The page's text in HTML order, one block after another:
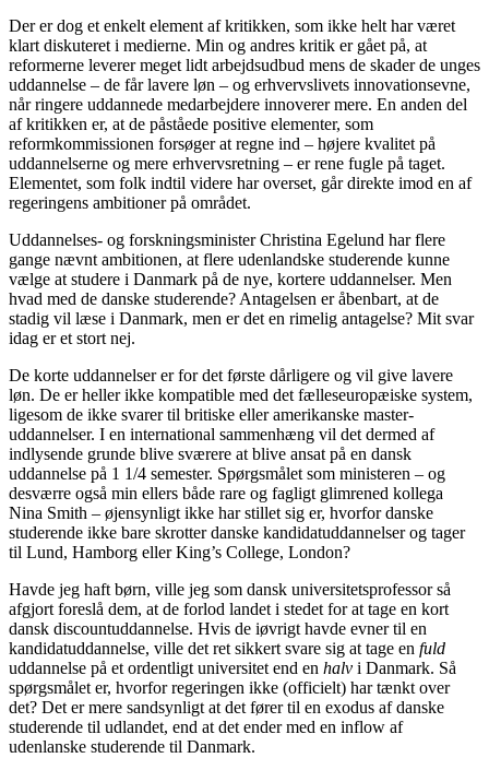
Der er dog et enkelt element af kritikken, som ikke helt har været
klart diskuteret i medierne. Min og andres kritik er gået på, at
reformerne leverer meget lidt arbejdsudbud mens de skader de unges
uddannelse – de får lavere løn – og erhvervslivets innovationsevne,
når ringere uddannede medarbejdere innoverer mere. En anden del
af kritikken er, at de påståede positive elementer, som
reformkommissionen forsøger at regne ind – højere kvalitet på
uddannelserne og mere erhvervsretning – er rene fugle på taget.
Elementet, som folk indtil videre har overset, går direkte imod en af
regeringens ambitioner på området.
Uddannelses- og forskningsminister Christina Egelund har flere
gange nævnt ambitionen, at flere udenlandske studerende kunne
vælge at studere i Danmark på de nye, kortere uddannelser. Men
hvad med de danske studerende? Antagelsen er åbenbart, at de
stadig vil læse i Danmark, men er det en rimelig antagelse? Mit svar
idag er et stort nej.
De korte uddannelser er for det første dårligere og vil give lavere
løn. De er heller ikke kompatible med det fælleseuropæiske system,
ligesom de ikke svarer til britiske eller amerikanske master-
uddannelser. I en international sammenhæng vil det dermed af
indlysende grunde blive sværere at blive ansat på en dansk
uddannelse på 1 1/4 semester. Spørgsmålet som ministeren – og
desværre også min ellers både rare og fagligt glimrened kollega
Nina Smith – øjensynligt ikke har stillet sig er, hvorfor danske
studerende ikke bare skrotter danske kandidatuddannelser og tager
til Lund, Hamborg eller King’s College, London?
Havde jeg haft børn, ville jeg som dansk universitetsprofessor så
afgjort foreslå dem, at de forlod landet i stedet for at tage en kort
dansk discountuddannelse. Hvis de iøvrigt havde evner til en
kandidatuddannelse, ville det ret sikkert svare sig at tage en fuld
uddannelse på et ordentligt universitet end en halv i Danmark. Så
spørgsmålet er, hvorfor regeringen ikke (officielt) har tænkt over
det? Det er mere sandsynligt at det fører til en exodus af danske
studerende til udlandet, end at det ender med en inflow af
udenlanske studerende til Danmark.